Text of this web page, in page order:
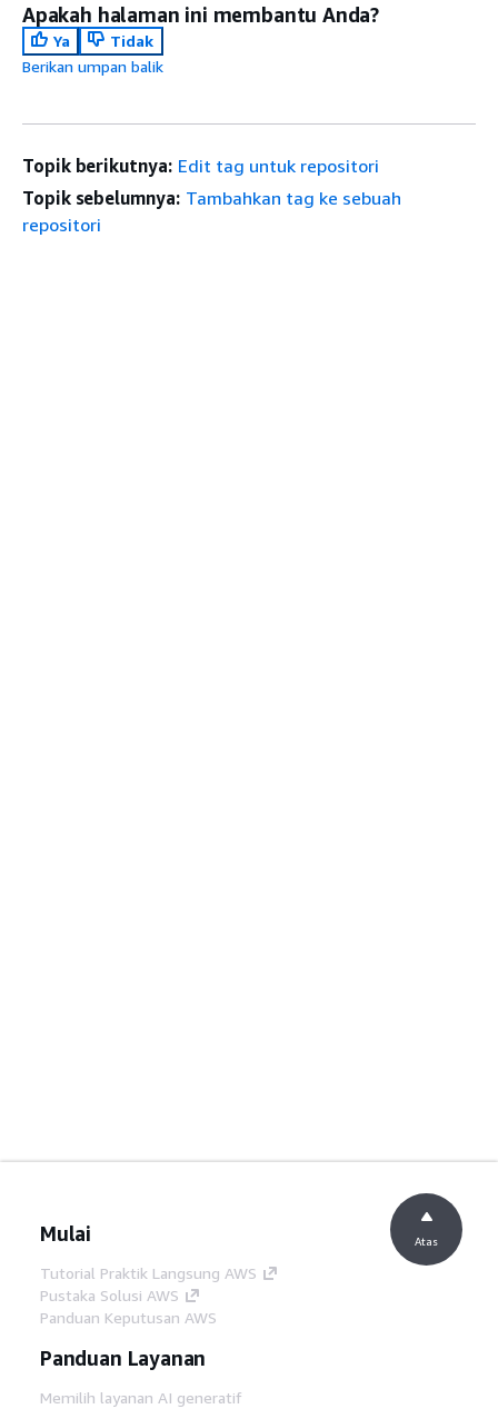
Apakah halaman ini membantu Anda?
Ya
Tidak
Berikan umpan balik
Topik berikutnya: Edit tag untuk repositori
Topik sebelumnya: Tambahkan tag ke sebuah
repositori
Mulai
Tutorial Praktik Langsung AWS
Pustaka Solusi AWS
Panduan Keputusan AWS
Panduan Layanan
Memilih layanan AI generatif
Atas